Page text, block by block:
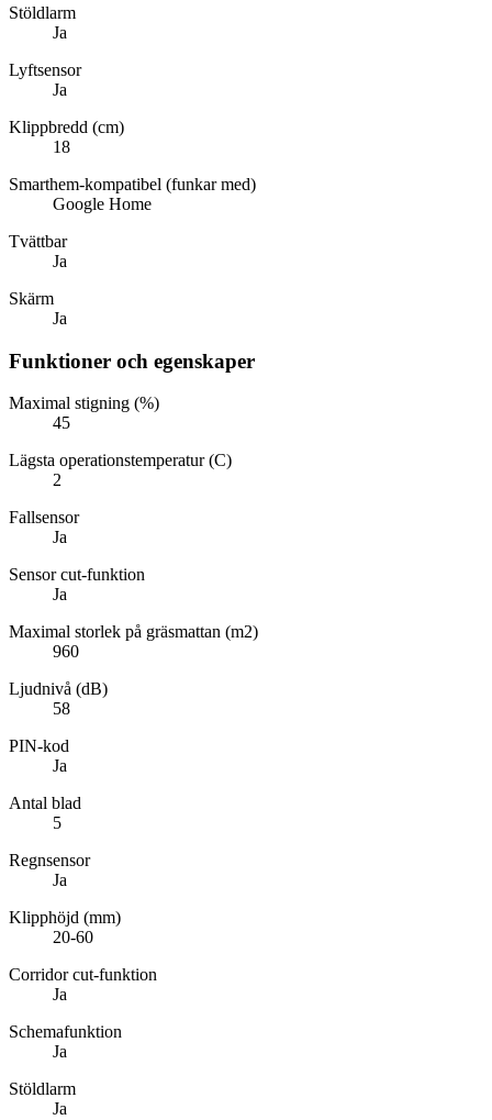
Stöldlarm
Ja
Lyftsensor
Ja
Klippbredd (cm)
18
Smarthem-kompatibel (funkar med)
Google Home
Tvättbar
Ja
Skärm
Ja
Funktioner och egenskaper
Maximal stigning (%)
45
Lägsta operationstemperatur (C)
2
Fallsensor
Ja
Sensor cut-funktion
Ja
Maximal storlek på gräsmattan (m2)
960
Ljudnivå (dB)
58
PIN-kod
Ja
Antal blad
5
Regnsensor
Ja
Klipphöjd (mm)
20-60
Corridor cut-funktion
Ja
Schemafunktion
Ja
Stöldlarm
Ja